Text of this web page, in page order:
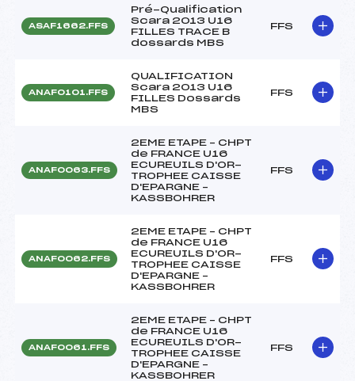
ASAF1662.FFS
Pré-Qualification
Scara 2013 U16
FILLES TRACE B
dossards MBS
FFS
ANAF0101.FFS
QUALIFICATION
Scara 2013 U16
FILLES Dossards
MBS
FFS
ANAF0063.FFS
2EME ETAPE – CHPT
de FRANCE U16
ECUREUILS D'OR-
TROPHEE CAISSE
D'EPARGNE –
KASSBOHRER
FFS
ANAF0062.FFS
2EME ETAPE – CHPT
de FRANCE U16
ECUREUILS D'OR-
TROPHEE CAISSE
D'EPARGNE –
KASSBOHRER
FFS
ANAF0061.FFS
2EME ETAPE – CHPT
de FRANCE U16
ECUREUILS D'OR-
TROPHEE CAISSE
D'EPARGNE –
KASSBOHRER
FFS